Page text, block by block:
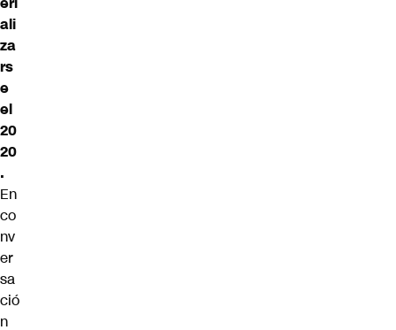
ali
za
rs
e
el
20
20
.
En
co
nv
er
sa
ció
n